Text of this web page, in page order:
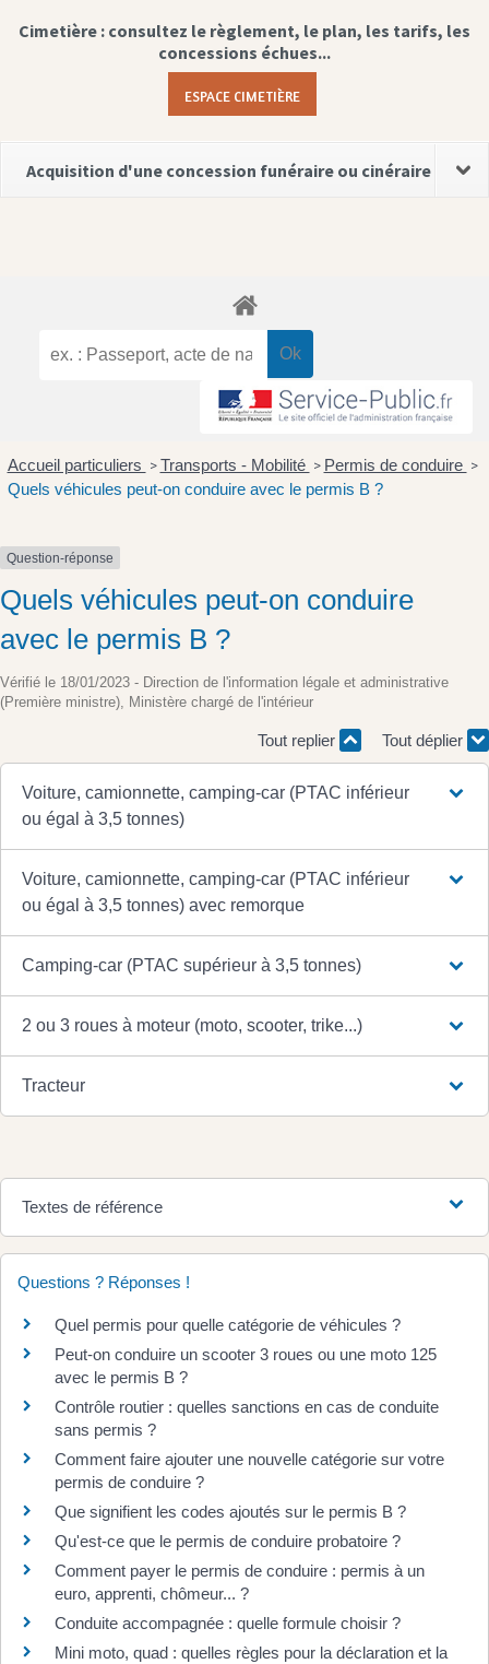
Cimetière : consultez le règlement, le plan, les tarifs, les
concessions échues...
ESPACE CIMETIÈRE
Acquisition d'une concession funéraire ou cinéraire
Accueil particuliers > Transports - Mobilité > Permis de conduire >
Quels véhicules peut-on conduire avec le permis B ?
Question-réponse
Quels véhicules peut-on conduire
avec le permis B ?
Vérifié le 18/01/2023 - Direction de l'information légale et administrative
(Première ministre), Ministère chargé de l'intérieur
Tout replier Tout déplier
Voiture, camionnette, camping-car (PTAC inférieur
ou égal à 3,5 tonnes)
Voiture, camionnette, camping-car (PTAC inférieur
ou égal à 3,5 tonnes) avec remorque
Camping-car (PTAC supérieur à 3,5 tonnes)
2 ou 3 roues à moteur (moto, scooter, trike...)
Tracteur
Textes de référence
Questions ? Réponses !
Quel permis pour quelle catégorie de véhicules ?
Peut-on conduire un scooter 3 roues ou une moto 125
avec le permis B ?
Contrôle routier : quelles sanctions en cas de conduite
sans permis ?
Comment faire ajouter une nouvelle catégorie sur votre
permis de conduire ?
Que signifient les codes ajoutés sur le permis B ?
Qu'est-ce que le permis de conduire probatoire ?
Comment payer le permis de conduire : permis à un
euro, apprenti, chômeur... ?
Conduite accompagnée : quelle formule choisir ?
Mini moto, quad : quelles règles pour la déclaration et la